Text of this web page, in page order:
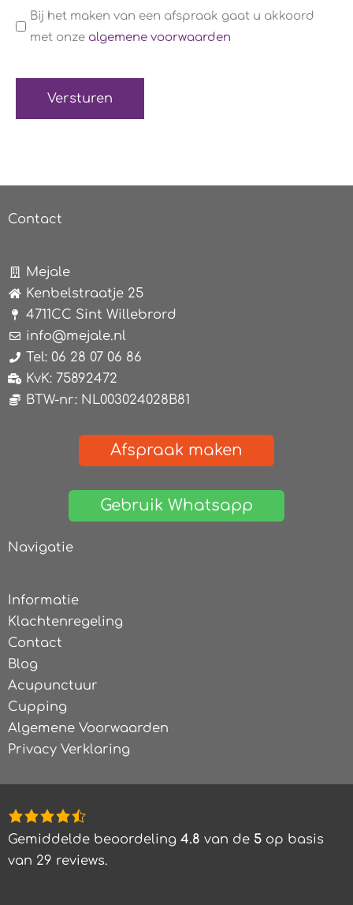
Algemene
voorwaarden
Bij het maken van een afspraak gaat u akkoord
met onze algemene voorwaarden
Contact
Mejale
Kenbelstraatje 25
4711CC Sint Willebrord
info@mejale.nl
Tel: 06 28 07 06 86
KvK: 75892472
BTW-nr: NL003024028B81
Afspraak maken
Gebruik Whatsapp
Navigatie
Informatie
Klachtenregeling
Contact
Blog
Acupunctuur
Cupping
Algemene Voorwaarden
Privacy Verklaring
4,8
rating
based
Gemiddelde beoordeling 4.8 van de 5 op basis
van 29 reviews.